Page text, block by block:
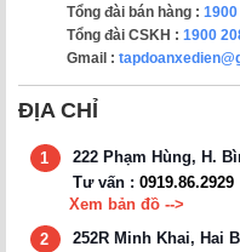
Tổng đài bán hàng : 1900
Tổng đài CSKH : 1900
Gmail :
ĐỊA CHỈ
1
222 Phạm Hùng, H.
Tư vấn : 0919.86.2929
Xem bản đồ -->
2
252R Minh Khai, Hai